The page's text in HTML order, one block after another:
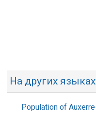
На других языках
Population of Auxerre